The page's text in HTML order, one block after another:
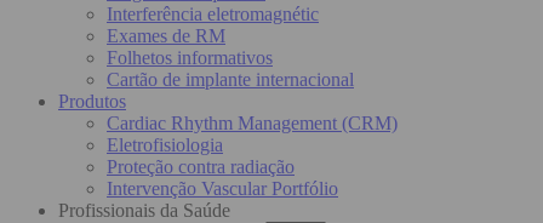
Interferência eletromagnétic
Exames de RM
Folhetos informativos
Cartão de implante internacional
Produtos
Cardiac Rhythm Management (CRM)
Eletrofisiologia
Proteção contra radiação
Intervenção Vascular Portfólio
Profissionais da Saúde